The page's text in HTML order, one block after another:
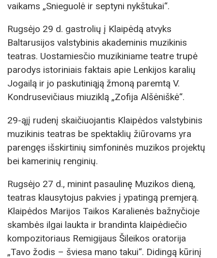
vaikams „Snieguolė ir septyni nykštukai“.
Rugsėjo 29 d. gastrolių į Klaipėdą atvyks
Baltarusijos valstybinis akademinis muzikinis
teatras. Uostamiesčio muzikiniame teatre trupė
parodys istoriniais faktais apie Lenkijos karalių
Jogailą ir jo paskutiniąją žmoną paremtą V.
Kondrusevičiaus miuziklą „Zofija Alšėniškė“.
29-ąjį rudenį skaičiuojantis Klaipėdos valstybinis
muzikinis teatras be spektaklių žiūrovams yra
parengęs išskirtinių simfoninės muzikos projektų
bei kamerinių renginių.
Rugsėjo 27 d., minint pasaulinę Muzikos dieną,
teatras klausytojus pakvies į ypatingą premjerą.
Klaipėdos Marijos Taikos Karalienės bažnyčioje
skambės ilgai laukta ir brandinta klaipėdiečio
kompozitoriaus Remigijaus Šileikos oratorija
„Tavo žodis – šviesa mano takui“. Didingą kūrinį